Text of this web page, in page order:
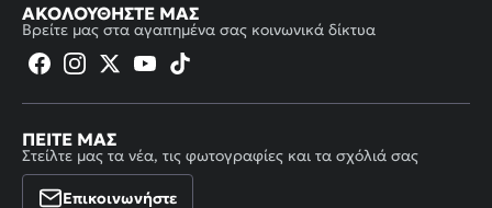
ΑΚΟΛΟΥΘΉΣΤΕ ΜΑΣ
Βρείτε μας στα αγαπημένα σας κοινωνικά δίκτυα
ΠΕΊΤΕ ΜΑΣ
Στείλτε μας τα νέα, τις φωτογραφίες και τα σχόλιά σας
Επικοινωνήστε